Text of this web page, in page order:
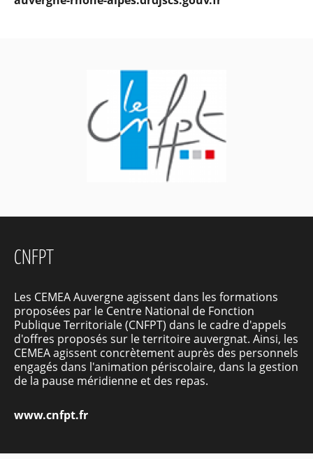
CNFPT
Les CEMEA Auvergne agissent dans les formations
proposées par le Centre National de Fonction
Publique Territoriale (CNFPT) dans le cadre d'appels
d'offres proposés sur le territoire auvergnat. Ainsi, les
CEMEA agissent concrètement auprès des personnels
engagés dans l'animation périscolaire, dans la gestion
de la pause méridienne et des repas.
www.cnfpt.fr